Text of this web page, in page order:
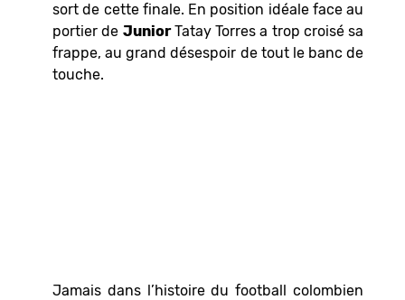
sort de cette finale. En position idéale face au
portier de JuniorTatay Torres a trop croisé sa
frappe, au grand désespoir de tout le banc de
touche.
Jamais dans l’histoire du football colombien